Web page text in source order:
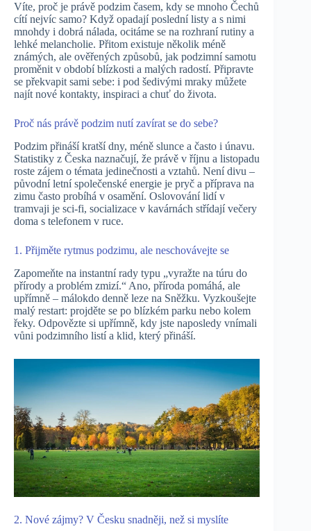
Víte, proč je právě podzim časem, kdy se mnoho Čechů
cítí nejvíc samo? Když opadají poslední listy a s nimi
mnohdy i dobrá nálada, ocitáme se na rozhraní rutiny a
lehké melancholie. Přitom existuje několik méně
známých, ale ověřených způsobů, jak podzimní samotu
proměnit v období blízkosti a malých radostí. Připravte
se překvapit sami sebe: i pod šedivými mraky můžete
najít nové kontakty, inspiraci a chuť do života.
Proč nás právě podzim nutí zavírat se do sebe?
Podzim přináší kratší dny, méně slunce a často i únavu.
Statistiky z Česka naznačují, že právě v říjnu a listopadu
roste zájem o témata jedinečnosti a vztahů. Není divu –
původní letní společenské energie je pryč a příprava na
zimu často probíhá v osamění. Oslovování lidí v
tramvaji je sci-fi, socializace v kavárnách střídají večery
doma s telefonem v ruce.
1. Přijměte rytmus podzimu, ale neschovávejte se
Zapomeňte na instantní rady typu „vyražte na túru do
přírody a problém zmizí.“ Ano, příroda pomáhá, ale
upřímně – málokdo denně leze na Sněžku. Vyzkoušejte
malý restart: projděte se po blízkém parku nebo kolem
řeky. Odpovězte si upřímně, kdy jste naposledy vnímali
vůni podzimního listí a klid, který přináší.
2. Nové zájmy? V Česku snadněji, než si myslíte